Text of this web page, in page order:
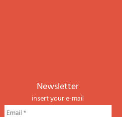
newsletter
insert your e-mail